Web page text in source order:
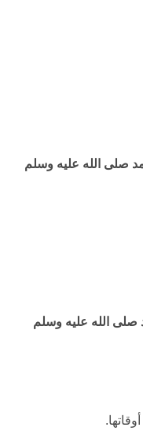
صلى الله عليه وسلم
صلى الله عليه وسلم